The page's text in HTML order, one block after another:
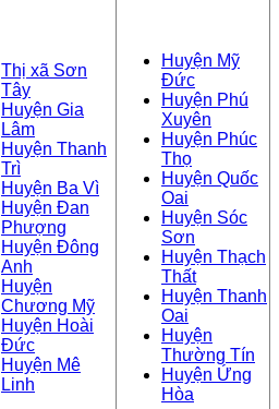
Thị xã Sơn
Tây
Huyện Gia
Lâm
Huyện Thanh
Trì
Huyện Ba Vì
Huyện Đan
Phượng
Huyện Đông
Anh
Huyện
Chương Mỹ
Huyện Hoài
Đức
Huyện Mê
Linh
Huyện Mỹ
Đức
Huyện Phú
Xuyên
Huyện Phúc
Thọ
Huyện Quốc
Oai
Huyện Sóc
Sơn
Huyện Thạch
Thất
Huyện Thanh
Oai
Huyện
Thường Tín
Huyện Ứng
Hòa